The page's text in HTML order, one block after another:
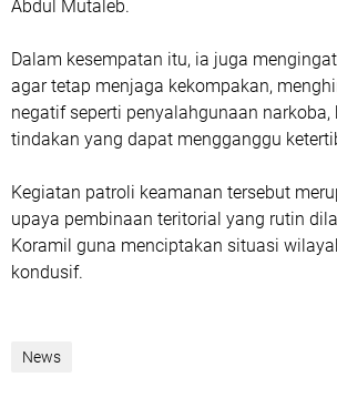
Abdul Mutaleb.
Dalam kesempatan itu, ia juga
agar tetap menjaga kekompakan,
negatif seperti penyalahgunaan narkoba,
tindakan yang dapat mengganggu
Kegiatan patroli keamanan tersebut
upaya pembinaan teritorial yang rutin
Koramil guna menciptakan situasi
kondusif.
News